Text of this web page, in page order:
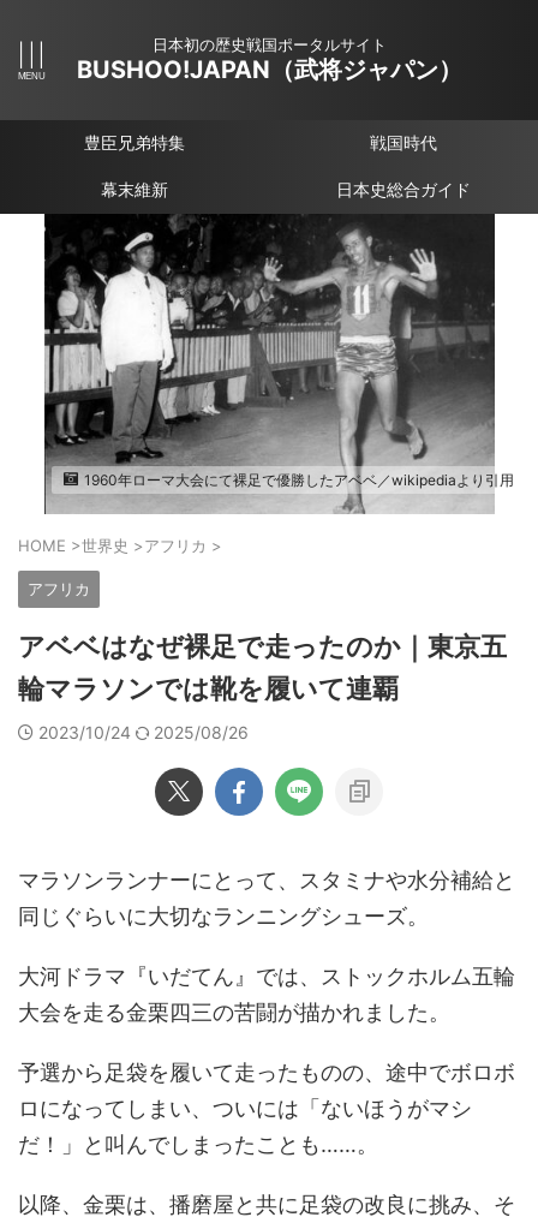
日本初の歴史戦国ポータルサイト
BUSHOO!JAPAN（武将ジャパン）
豊臣兄弟特集 戦国時代
幕末維新 日本史総合ガイド
1960年ローマ大会にて裸足で優勝したアベベ／wikipediaより引用
HOME >世界史 >アフリカ >
アフリカ
アベベはなぜ裸足で走ったのか｜東京五
輪マラソンでは靴を履いて連覇
2023/10/24 2025/08/26
マラソンランナーにとって、スタミナや水分補給と
同じぐらいに大切なランニングシューズ。
大河ドラマ『いだてん』では、ストックホルム五輪
大会を走る金栗四三の苦闘が描かれました。
予選から足袋を履いて走ったものの、途中でボロボ
ロになってしまい、ついには「ないほうがマシ
だ！」と叫んでしまったことも……。
以降、金栗は、播磨屋と共に足袋の改良に挑み、そ